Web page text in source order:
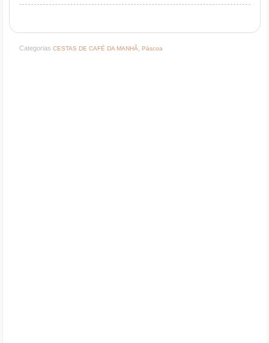
Categorias CESTAS DE CAFÉ DA MANHÃ ,Páscoa